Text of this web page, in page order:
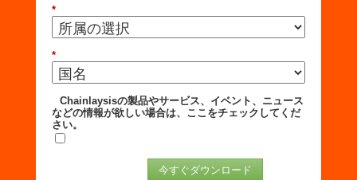
*
*
Chainlaysisの製品やサービス、イベント、ニュース
などの情報が欲しい場合は、ここをチェックしてくだ
さい。
今すぐダウンロード